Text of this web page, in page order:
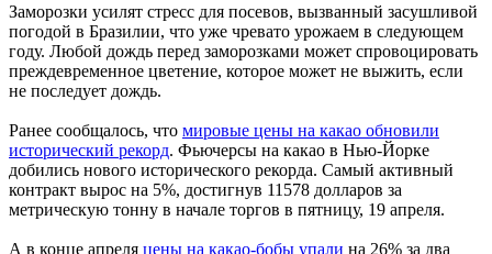
Заморозки усилят стресс для посевов, вызванный засушливой
погодой в Бразилии, что уже чревато урожаем в следующем
году. Любой дождь перед заморозками может спровоцировать
преждевременное цветение, которое может не выжить, если
не последует дождь.
Ранее сообщалось, что мировые цены на какао обновили
исторический рекорд. Фьючерсы на какао в Нью-Йорке
добились нового исторического рекорда. Самый активный
контракт вырос на 5%, достигнув 11578 долларов за
метрическую тонну в начале торгов в пятницу, 19 апреля.
А в конце апреля цены на какао-бобы упали на 26% за два